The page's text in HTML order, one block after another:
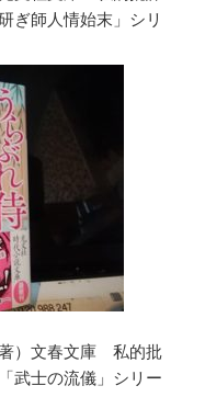
師人情始末」シリ
）文春文庫 私的批
士の流儀」シリー